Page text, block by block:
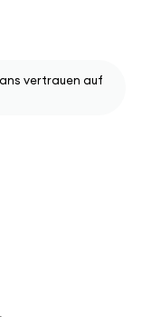
vertrauen auf